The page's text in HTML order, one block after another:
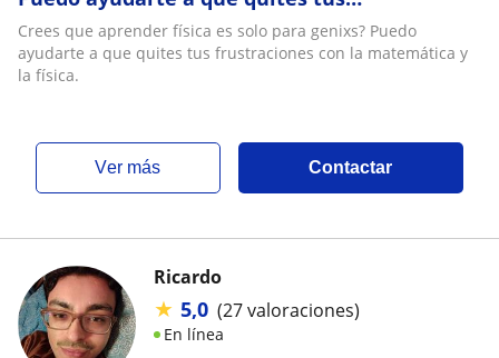
frustraciones con la matemática y la física
Crees que aprender física es solo para genixs? Puedo
ayudarte a que quites tus frustraciones con la matemática y
la física.
ver más Contactar
Ricardo
★ 5,0 (27 valoraciones)
En línea